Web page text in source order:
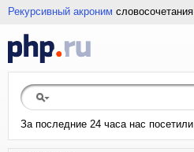
Рекурсивный акроним словосочетания
За последние 24 часа нас посетили